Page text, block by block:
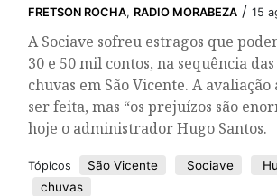
FRETSON ROCHA, RADIO MORABEZA / 15
A Sociave sofreu estragos que
30 e 50 mil contos, na sequência
chuvas em São Vicente. A avaliação
ser feita, mas “os prejuízos são
hoje o administrador Hugo Santos.
Tópicos São Vicente Sociave
chuvas